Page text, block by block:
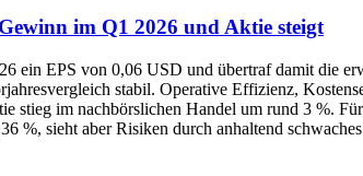
im Q1 2026 und Aktie steigt
ein EPS von 0,06 USD und übertraf damit die
stabil. Operative Effizienz,
stieg im nachbörslichen Handel um rund 3 %.
%, sieht aber Risiken durch anhaltend